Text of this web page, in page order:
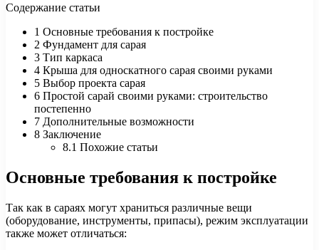
Содержание статьи
1 Основные требования к постройке
2 Фундамент для сарая
3 Тип каркаса
4 Крыша для односкатного сарая своими руками
5 Выбор проекта сарая
6 Простой сарай своими руками: строительство
постепенно
7 Дополнительные возможности
8 Заключение
8.1 Похожие статьи
Основные требования к постройке
Так как в сараях могут храниться различные вещи
(оборудование, инструменты, припасы), режим эксплуатации
также может отличаться: